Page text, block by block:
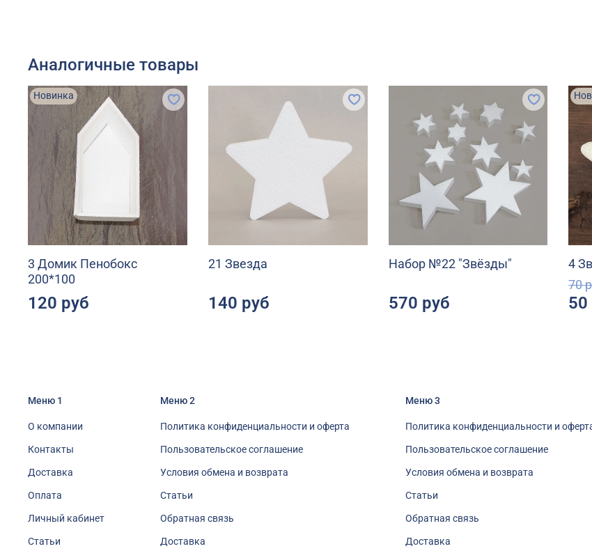
Аналогичные товары
Новинка
3 Домик Пенобокс
200*100
120 руб
21 Звезда
140 руб
Набор №22 "Звёзды"
570 руб
4
70
50
Меню 1
О компании
Контакты
Доставка
Оплата
Личный кабинет
Статьи
Меню 2
Политика конфиденциальности и оферта
Пользовательское соглашение
Условия обмена и возврата
Статьи
Обратная связь
Доставка
Меню 3
Политика конфиденциальности и
Пользовательское соглашение
Условия обмена и возврата
Статьи
Обратная связь
Доставка